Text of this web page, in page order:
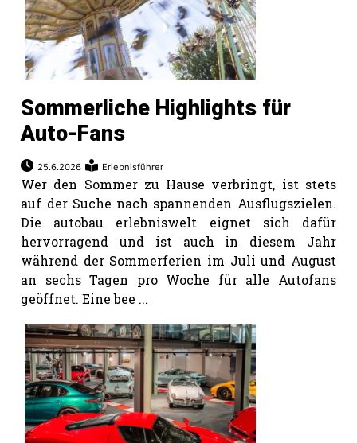
Sommerliche Highlights für
Auto-Fans
25.6.2026 Erlebnisführer
Wer den Sommer zu Hause verbringt, ist stets
auf der Suche nach spannenden Ausflugszielen.
Die autobau erlebniswelt eignet sich dafür
hervorragend und ist auch in diesem Jahr
während der Sommerferien im Juli und August
an sechs Tagen pro Woche für alle Autofans
geöffnet. Eine bee ...